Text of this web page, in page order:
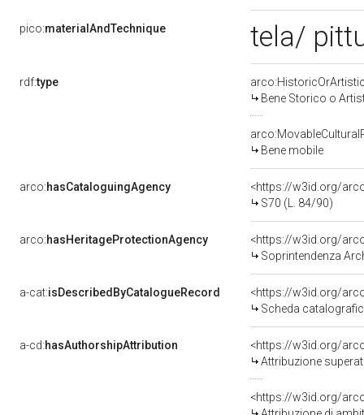
pico:materialAndTechnique tela/
rdf:type
Bene Storico o
Bene mobile
arco:hasCataloguingAgency
<https://w3id.org/
S70 (L. 84/90)
arco:hasHeritageProtectionAgency
<https://w3id.org/
Soprintendenza
a-cat:isDescribedByCatalogueRecord
<https://w3id.org/
Scheda
a-cd:hasAuthorshipAttribution
<https://w3id.org/
Attribuzione
<https://w3id.org/